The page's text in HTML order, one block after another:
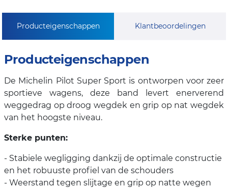
Producteigenschappen Klantbeoordelingen
Producteigenschappen
De Michelin Pilot Super Sport is ontworpen voor zeer
sportieve wagens, deze band levert enerverend
weggedrag op droog wegdek en grip op nat wegdek
van het hoogste niveau.
Sterke punten:
- Stabiele wegligging dankzij de optimale constructie
en het robuuste profiel van de schouders
- Weerstand tegen slijtage en grip op natte wegen